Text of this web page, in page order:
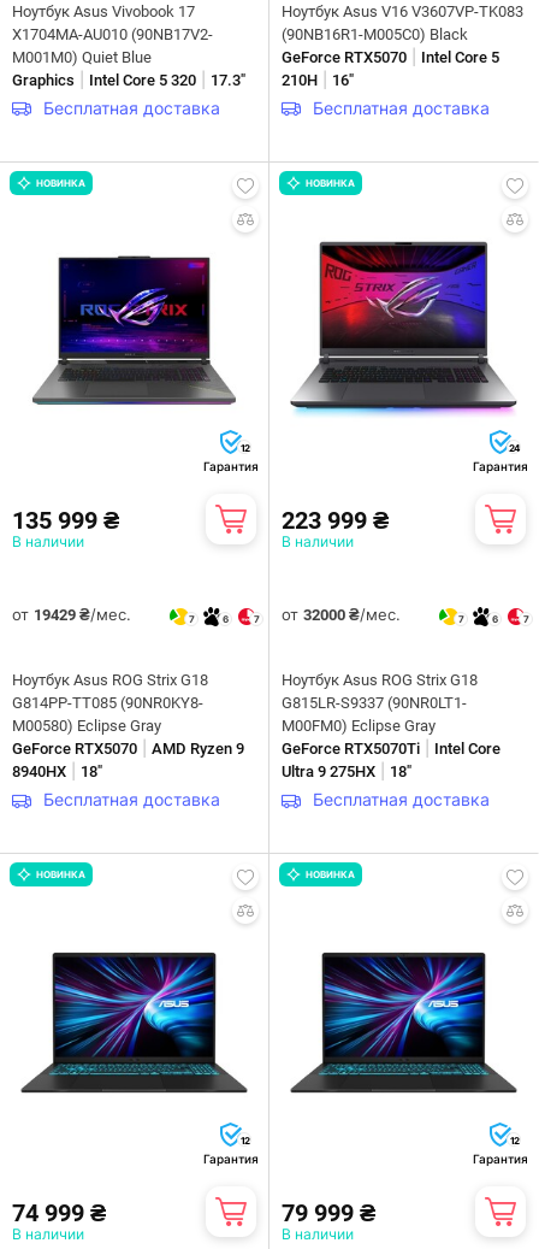
Ноутбук Asus Vivobook 17
X1704MA-AU010 (90NB17V2-
M001M0) Quiet Blue
Graphics
Intel Core 5 320 17.3"
Бесплатная доставка
Ноутбук Asus V16 V3607VP-TK083
(90NB16R1-M005C0) Black
GeForce RTX5070
Intel Core 5
210H
16"
Бесплатная доставка
НОВИНКА
12
Гарантия
135 999 ₴
В наличии
от 19429 ₴/мес. 7 6 7
Ноутбук Asus ROG Strix G18
G814PP-TT085 (90NR0KY8-
M00580) Eclipse Gray
GeForce RTX5070
AMD Ryzen 9
8940HX
18"
Бесплатная доставка
НОВИНКА
24
Гарантия
223 999 ₴
В наличии
от 32000 ₴/мес. 7 6 7
Ноутбук Asus ROG Strix G18
G815LR-S9337 (90NR0LT1-
M00FM0) Eclipse Gray
GeForce RTX5070Ti
Intel Core
Ultra 9 275HX
18"
Бесплатная доставка
НОВИНКА
12
Гарантия
74 999 ₴
В наличии
НОВИНКА
12
Гарантия
79 999 ₴
В наличии